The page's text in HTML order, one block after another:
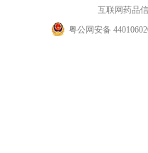
互联网药品
粤公网安备